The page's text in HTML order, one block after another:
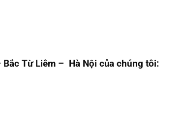
Từ Liêm – Hà Nội của chúng tôi: